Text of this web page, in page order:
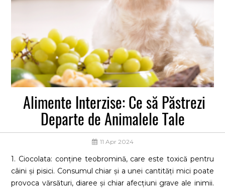
Alimente Interzise: Ce să Păstrezi
Departe de Animalele Tale
11 Apr 2024
1. Ciocolata: conține teobromină, care este toxică pentru
câini și pisici. Consumul chiar și a unei cantități mici poate
provoca vărsături, diaree și chiar afecțiuni grave ale inimii.